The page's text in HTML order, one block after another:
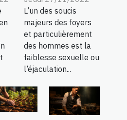
L’un des soucis
majeurs des foyers
et particulièrement
des hommes est la
faiblesse sexuelle ou
l’éjaculation...